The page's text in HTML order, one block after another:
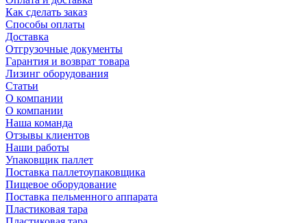
Как сделать заказ
Способы оплаты
Доставка
Отгрузочные документы
Гарантия и возврат товара
Лизинг оборудования
Статьи
О компании
О компании
Наша команда
Отзывы клиентов
Наши работы
Упаковщик паллет
Поставка паллетоупаковщика
Пищевое оборудование
Поставка пельменного аппарата
Пластиковая тара